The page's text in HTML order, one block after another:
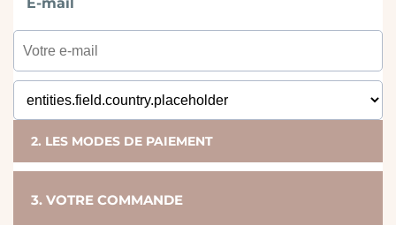
2. LES MODES DE PAIEMENT
3. VOTRE COMMANDE